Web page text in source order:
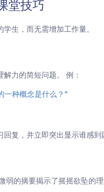
堂技巧
生，而无需增加工作量。
力的简短问题。 例：
一种概念是什么？”
复，并立即突出显示谁感到
的摘要揭示了摇摇欲坠的